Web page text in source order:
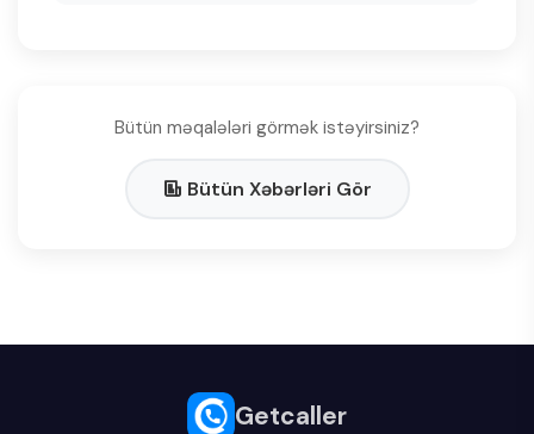
Bütün məqalələri görmək istəyirsiniz?
Bütün Xəbərləri Gör
Getcaller